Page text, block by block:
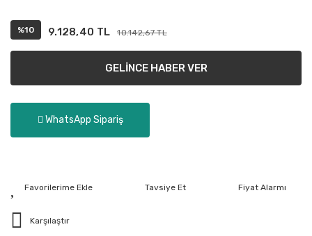
%10 9.128,40 TL 10.142,67 TL
GELİNCE HABER VER
WhatsApp Sipariş
Tavsiye Et Fiyat Alarmı
Karşılaştır